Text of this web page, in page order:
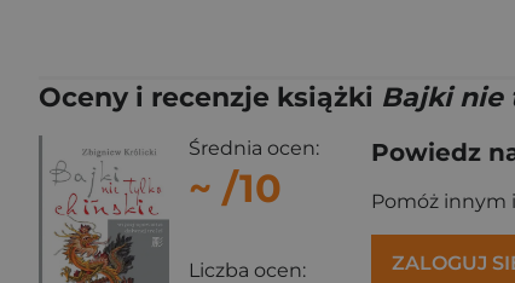
Oceny i recenzje książki Bajki nie
Średnia ocen:
~ /10
Liczba ocen:
Powiedz
Pomóż innym
ZALOGUJ